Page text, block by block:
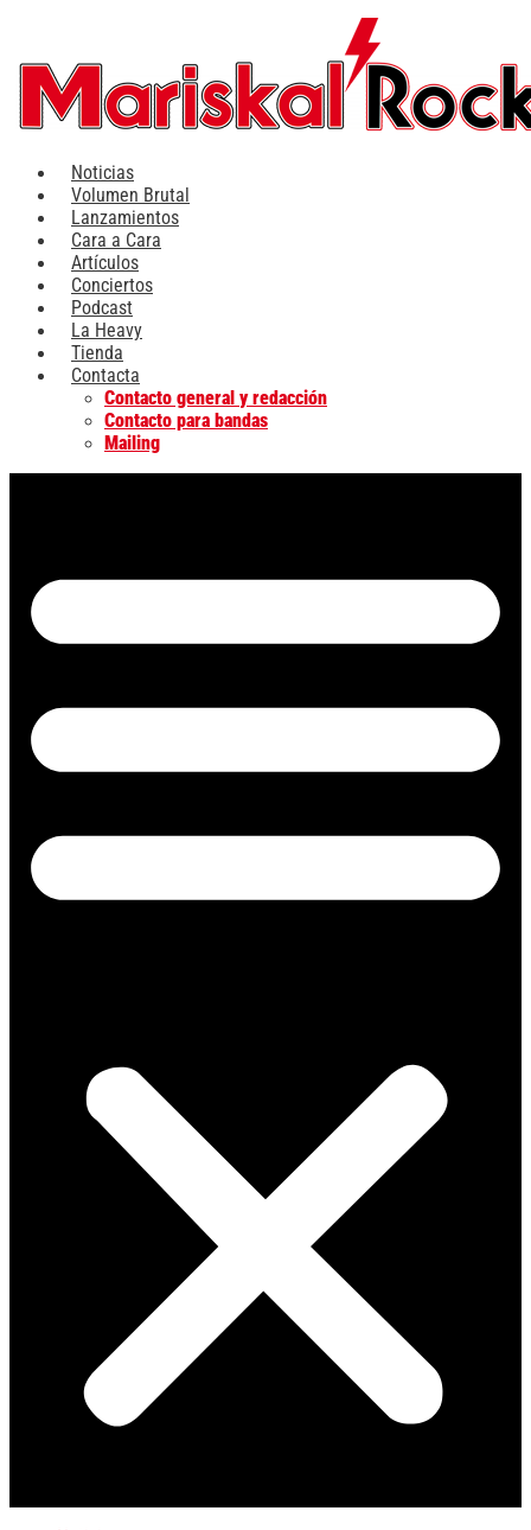
contenido
Noticias
Volumen Brutal
Lanzamientos
Cara a Cara
Artículos
Conciertos
Podcast
La Heavy
Tienda
Contacta
Contacto general y redacción
Contacto para bandas
Mailing